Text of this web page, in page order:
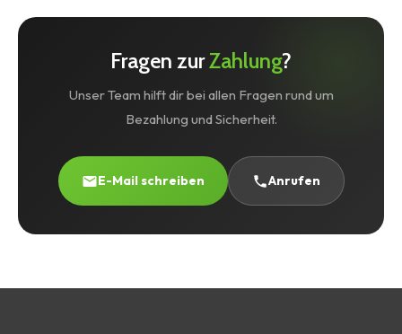
Problem weiterhin bestehen, kontaktiere uns – wir
Kundenkonto hast, kannst du deine Rechnungen auch
jederzeit unter „Mein Konto" einsehen und
herunterladen.
Fragen zurZahlung?
Unser Team hilft dir bei allen Fragen rund um
Bezahlung und Sicherheit.
E-Mail schreiben Anrufen